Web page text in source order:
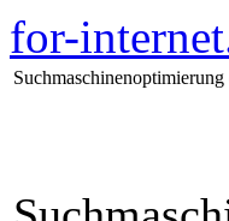
for-